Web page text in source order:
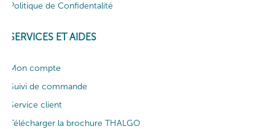
Politique de Confidentalité
SERVICES ET AIDES
Mon compte
Suivi de commande
Service client
Télécharger la brochure THALGO